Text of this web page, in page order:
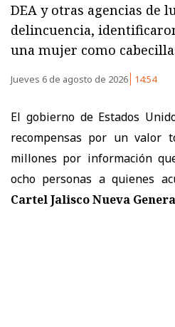
DEA y otras agencias de
delincuencia,
una mujer como
Jueves 6 de agosto de 2026 14:54
El gobierno de Estados
recompensas por un valor
millones por información
ocho personas a quienes
Cartel Jalisco Nueva